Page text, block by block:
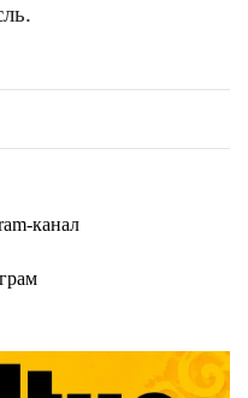
канал